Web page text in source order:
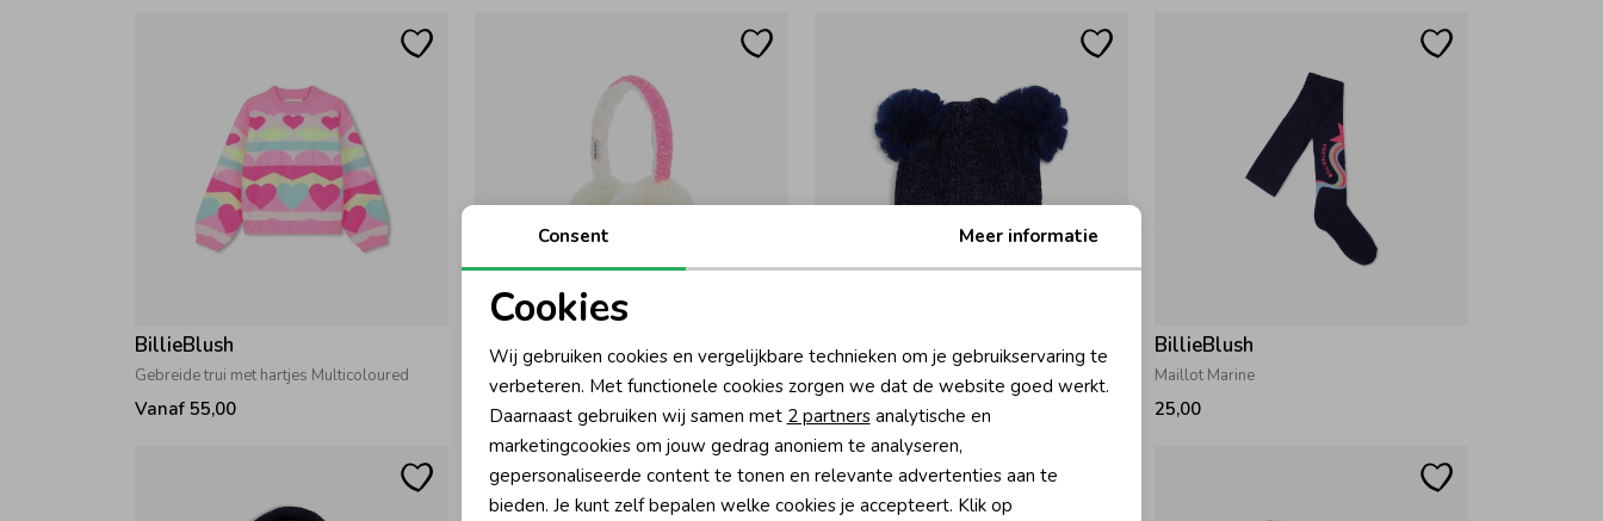
BillieBlush
Gebreide trui met hartjes Multicoloured
Vanaf 55,00
BillieBlush
Oorwarmers Ivoor
25,00
BillieBlush
Muts Marine
29,00
BillieBlush
Maillot Marine
25,00
Noodzakelijke cookies
Analytische cookies Marketing cookies
Consent Meer informatie
Cookies
Wij gebruiken cookies en vergelijkbare technieken om je gebruikservaring te
verbeteren. Met functionele cookies zorgen we dat de website goed werkt.
Daarnaast gebruiken wij samen met 2 partnersanalytische en
marketingcookies om jouw gedrag anoniem te analyseren,
gepersonaliseerde content te tonen en relevante advertenties aan te
bieden. Je kunt zelf bepalen welke cookies je accepteert. Klik op